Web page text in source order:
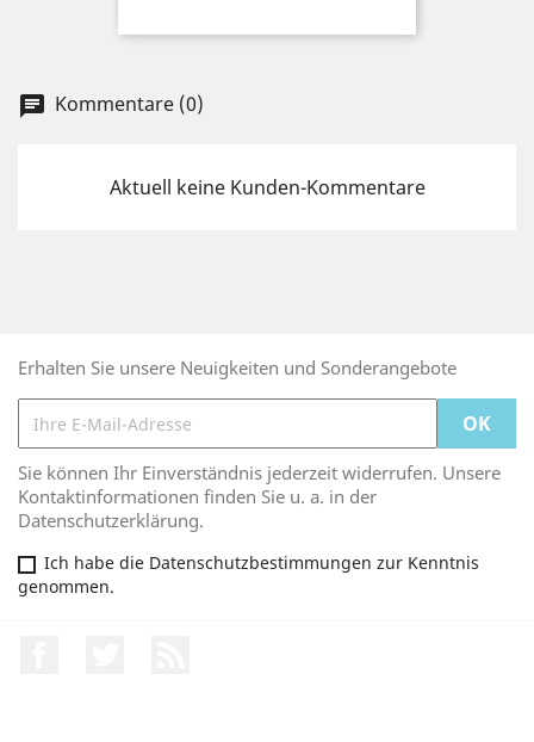
chat Kommentare (0)
Aktuell keine Kunden-Kommentare
Erhalten Sie unsere Neuigkeiten und Sonderangebote
Sie können Ihr Einverständnis jederzeit widerrufen. Unsere
Kontaktinformationen finden Sie u. a. in der
Datenschutzerklärung.
Ich habe die Datenschutzbestimmungen zur Kenntnis
genommen.